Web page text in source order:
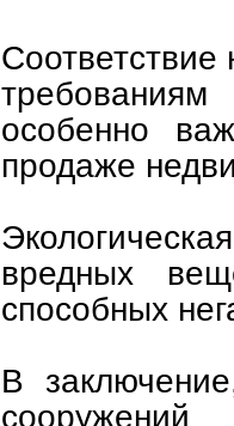
Соответствие
требованиям
особенно
продаже
вредных
способных
В